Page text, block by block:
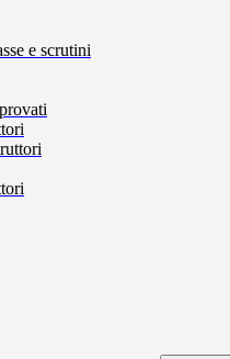
e scrutini